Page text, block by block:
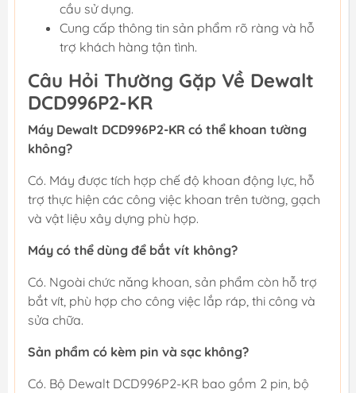
cầu sử dụng.
Cung cấp thông tin sản phẩm rõ ràng và hỗ
trợ khách hàng tận tình.
Câu Hỏi Thường Gặp Về Dewalt
DCD996P2-KR
Máy Dewalt DCD996P2-KR có thể khoan tường
không?
Có. Máy được tích hợp chế độ khoan động lực, hỗ
trợ thực hiện các công việc khoan trên tường, gạch
và vật liệu xây dựng phù hợp.
Máy có thể dùng để bắt vít không?
Có. Ngoài chức năng khoan, sản phẩm còn hỗ trợ
bắt vít, phù hợp cho công việc lắp ráp, thi công và
sửa chữa.
Sản phẩm có kèm pin và sạc không?
Có. Bộ Dewalt DCD996P2-KR bao gồm 2 pin, bộ